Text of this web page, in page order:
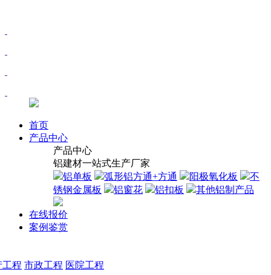
首页
产品中心
产品中心
铝建材一站式生产厂家
铝单板
弧形铝方通+方通 阳极氧化板
不
锈钢金属板
铝窗花 铝扣板 其他铝制产品
在线报价
案例鉴赏
工程 市政工程 医院工程